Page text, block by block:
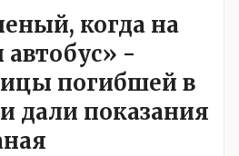
когда на
автобус» -
погибшей в
дали показания